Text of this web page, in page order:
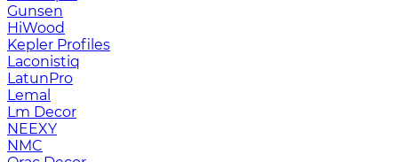
Gunsen
HiWood
Kepler Profiles
Laconistiq
LatunPro
Lemal
Lm Decor
NEEXY
NMC